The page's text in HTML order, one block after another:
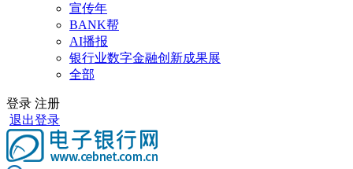
宣传年
BANK帮
AI播报
银行业数字金融创新成果展
全部
登录 注册
退出登录